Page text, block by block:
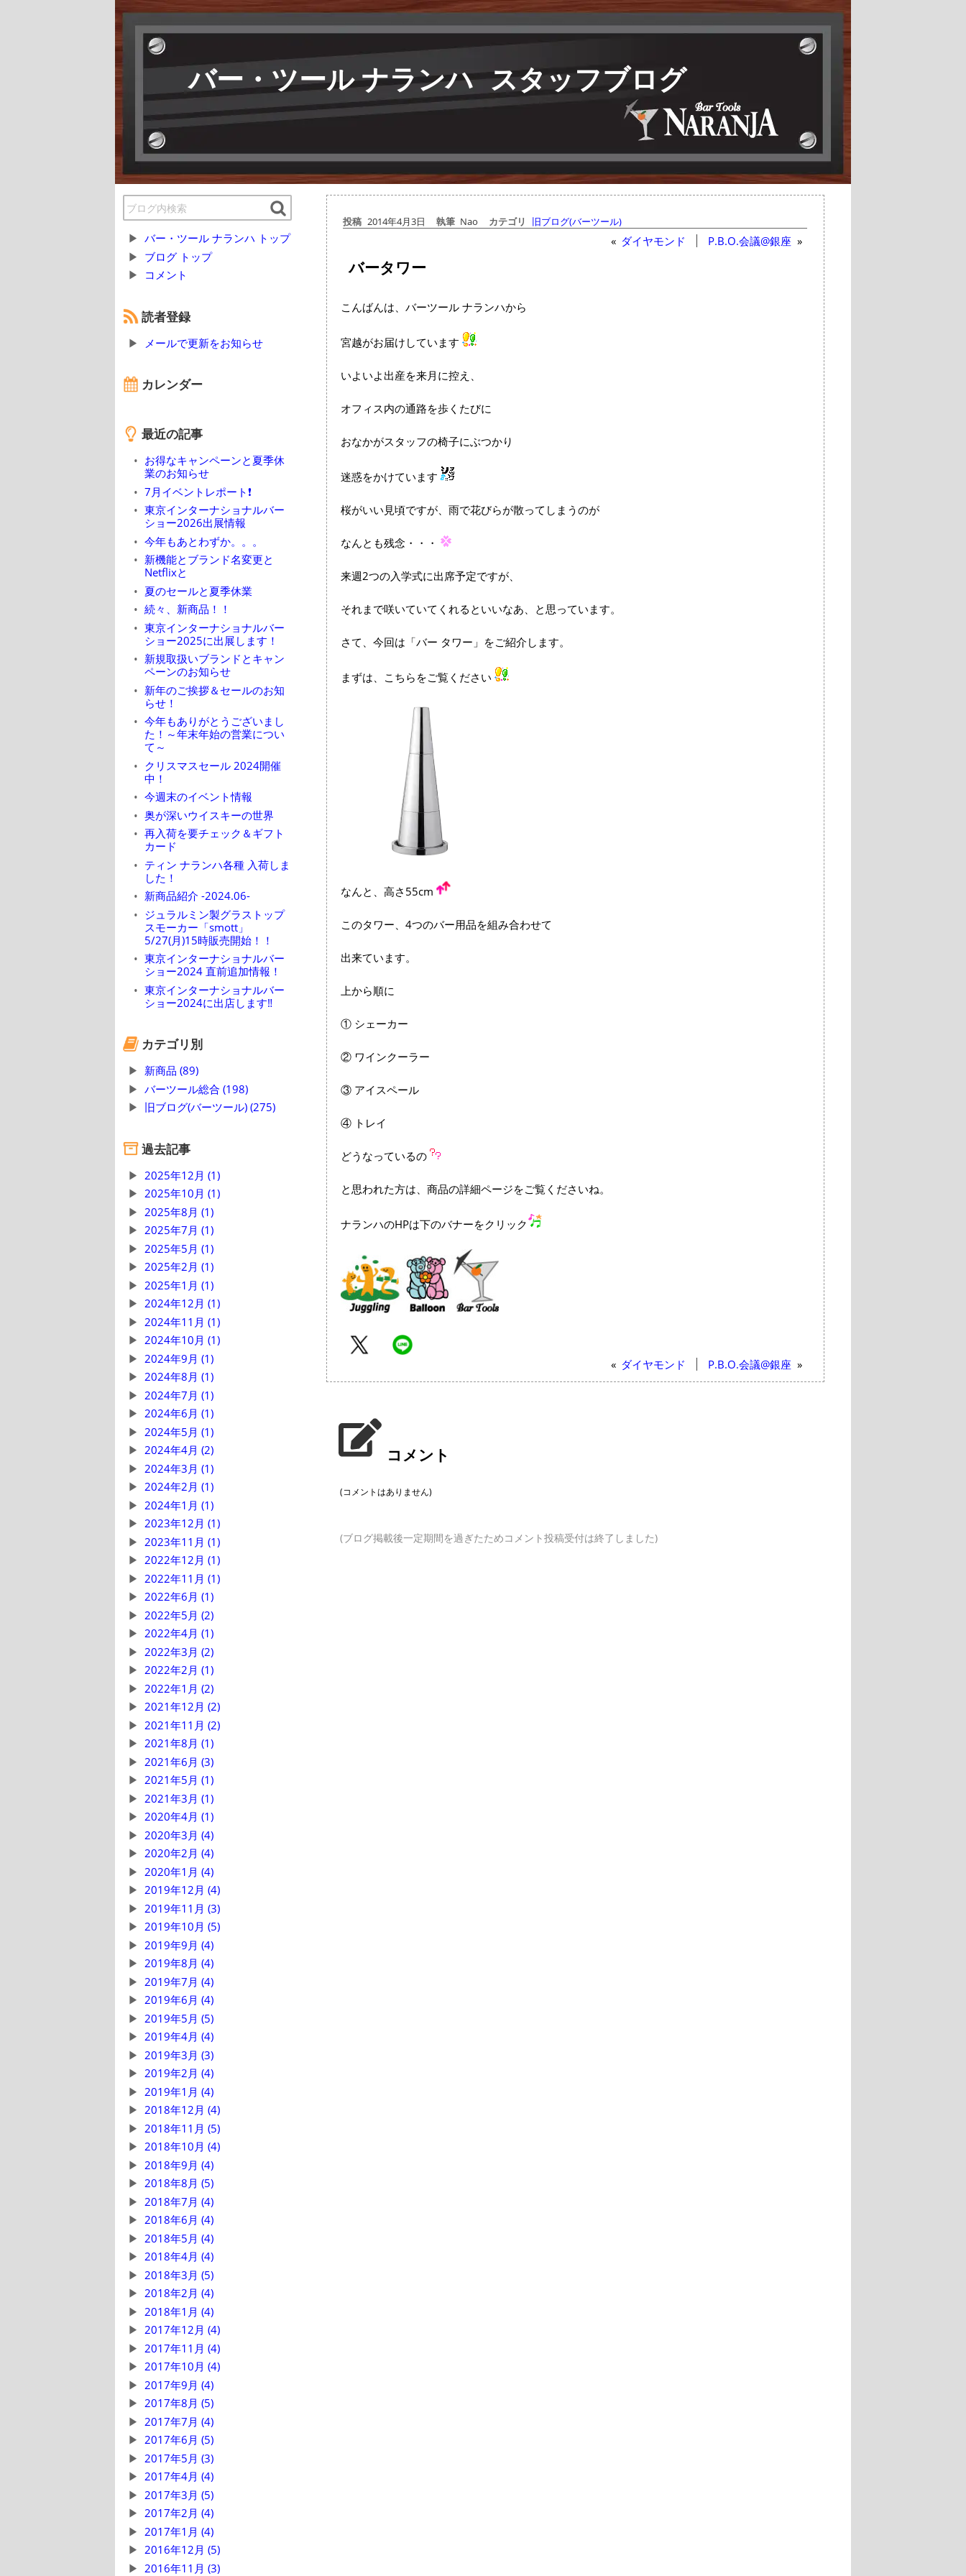
バー・ツール ナランハ スタッフブログ
バー・ツール ナランハ トップ
ブログ トップ
コメント
読者登録
メールで更新をお知らせ
カレンダー
最近の記事
お得なキャンペーンと夏季休
業のお知らせ
7月イベントレポート❗
東京インターナショナルバー
ショー2026出展情報
今年もあとわずか。。。
新機能とブランド名変更と
Netflixと
夏のセールと夏季休業
続々、新商品！！
東京インターナショナルバー
ショー2025に出展します！
新規取扱いブランドとキャン
ペーンのお知らせ
新年のご挨拶＆セールのお知
らせ！
今年もありがとうございまし
た！～年末年始の営業につい
て～
クリスマスセール 2024開催
中！
今週末のイベント情報
奥が深いウイスキーの世界
再入荷を要チェック＆ギフト
カード
ティン ナランハ各種 入荷しま
した！
新商品紹介 -2024.06-
ジュラルミン製グラストップ
スモーカー「smott」
5/27(月)15時販売開始！！
東京インターナショナルバー
ショー2024 直前追加情報！
東京インターナショナルバー
ショー2024に出店します‼
カテゴリ別
新商品 (89)
バーツール総合 (198)
旧ブログ(バーツール) (275)
過去記事
2025年12月 (1)
2025年10月 (1)
2025年8月 (1)
2025年7月 (1)
2025年5月 (1)
2025年2月 (1)
2025年1月 (1)
2024年12月 (1)
2024年11月 (1)
2024年10月 (1)
2024年9月 (1)
2024年8月 (1)
2024年7月 (1)
2024年6月 (1)
2024年5月 (1)
2024年4月 (2)
2024年3月 (1)
2024年2月 (1)
2024年1月 (1)
2023年12月 (1)
2023年11月 (1)
2022年12月 (1)
2022年11月 (1)
2022年6月 (1)
2022年5月 (2)
2022年4月 (1)
2022年3月 (2)
2022年2月 (1)
2022年1月 (2)
2021年12月 (2)
2021年11月 (2)
2021年8月 (1)
2021年6月 (3)
2021年5月 (1)
2021年3月 (1)
2020年4月 (1)
2020年3月 (4)
2020年2月 (4)
2020年1月 (4)
2019年12月 (4)
2019年11月 (3)
2019年10月 (5)
2019年9月 (4)
2019年8月 (4)
2019年7月 (4)
2019年6月 (4)
2019年5月 (5)
2019年4月 (4)
2019年3月 (3)
2019年2月 (4)
2019年1月 (4)
2018年12月 (4)
2018年11月 (5)
2018年10月 (4)
2018年9月 (4)
2018年8月 (5)
2018年7月 (4)
2018年6月 (4)
2018年5月 (4)
2018年4月 (4)
2018年3月 (5)
2018年2月 (4)
2018年1月 (4)
2017年12月 (4)
2017年11月 (4)
2017年10月 (4)
2017年9月 (4)
2017年8月 (5)
2017年7月 (4)
2017年6月 (5)
2017年5月 (3)
2017年4月 (4)
2017年3月 (5)
2017年2月 (4)
2017年1月 (4)
2016年12月 (5)
2016年11月 (3)
投稿 2014年4月3日 執筆 Nao カテゴリ 旧ブログ(バーツール)
« ダイヤモンド P.B.O.会議@銀座 »
バータワー
こんばんは、バーツール ナランハから
宮越がお届けしています
いよいよ出産を来月に控え、
オフィス内の通路を歩くたびに
おなかがスタッフの椅子にぶつかり
迷惑をかけています
桜がいい見頃ですが、雨で花びらが散ってしまうのが
なんとも残念・・・
来週2つの入学式に出席予定ですが、
それまで咲いていてくれるといいなあ、と思っています。
さて、今回は「バー タワー」をご紹介します。
まずは、こちらをご覧ください
なんと、高さ55cm
このタワー、4つのバー用品を組み合わせて
出来ています。
上から順に
① シェーカー
② ワインクーラー
③ アイスペール
④ トレイ
どうなっているの
と思われた方は、商品の詳細ページをご覧くださいね。
ナランハのHPは下のバナーをクリック
« ダイヤモンド P.B.O.会議@銀座 »
コメント
(コメントはありません)
(ブログ掲載後一定期間を過ぎたためコメント投稿受付は終了しました)